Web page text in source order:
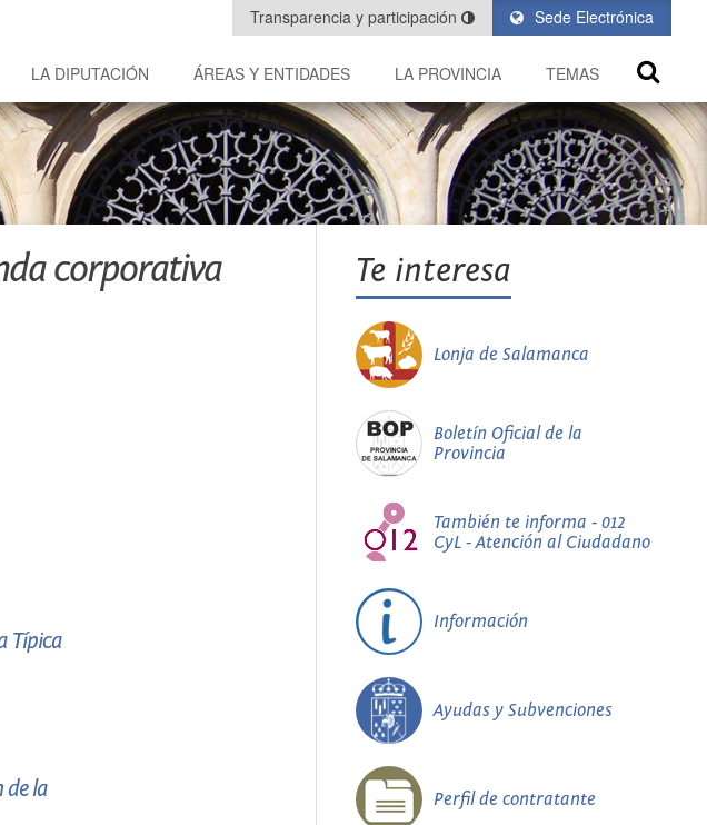
Sede Electrónica
Transparencia y participación
LA DIPUTACIÓN ÁREAS Y ENTIDADES LA PROVINCIA TEMAS
corporativa
Típica
de la
Te interesa
Lonja de Salamanca
Boletín Oficial de la
Provincia
También te informa - 012
CyL - Atención al Ciudadano
Información
Ayudas y Subvenciones
Perfil de contratante